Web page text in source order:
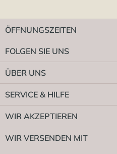
ÖFFNUNGSZEITEN
FOLGEN SIE UNS
ÜBER UNS
SERVICE & HILFE
WIR AKZEPTIEREN
WIR VERSENDEN MIT